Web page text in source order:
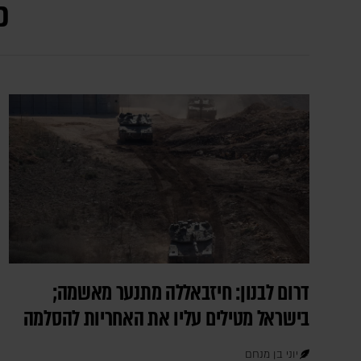
דרום לבנון: חיזבאללה מתנער מאשמה;
בישראל מטילים עליו את האחריות להסלמה
יוני בן מנחם